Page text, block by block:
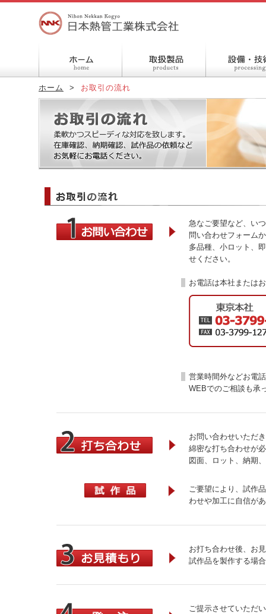
取扱製品
ホーム > お取引の流れ
急なご要望など、い
問い合わせフォーム
多品種、小ロット、
せください。
お電話は本社または
営業時間外などお電
WEBでのご相談も承
お問い合わせいただ
綿密な打ち合わせが
図面、ロット、納期
ご要望により、試作
わせや加工に自信が
お打ち合わせ後、お
試作品を製作する場
ご提示させていただ